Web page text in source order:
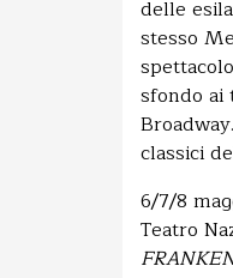
delle
stesso
sfondo
Broadway.
classici
6/7/8
Teatro